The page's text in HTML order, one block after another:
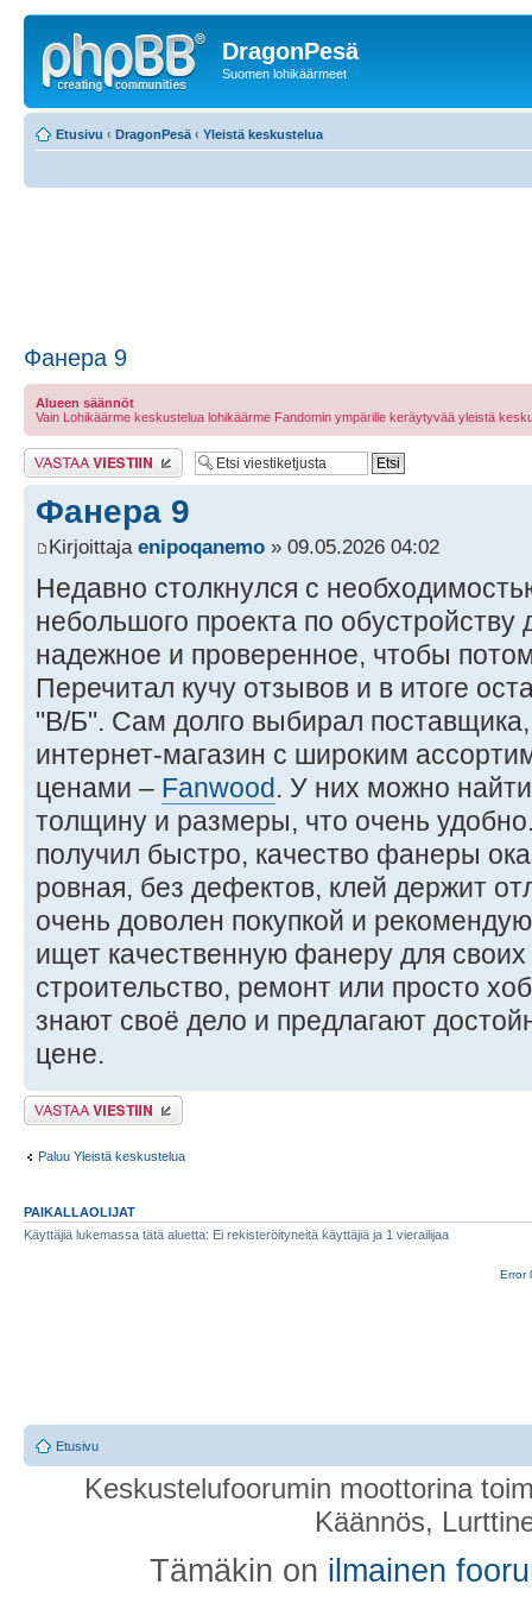
DragonPesä
Suomen lohikäärmeet
Etusivu ‹ DragonPesä ‹ Yleistä keskustelua
Фанера 9
Alueen säännöt
Vain Lohikäärme keskustelua lohikäärme Fandomin ympärille keräytyvää yleistä
Lähetä vastaus
Фанера 9
Kirjoittaja enipoqanemo » 09.05.2026 04:02
Недавно столкнулся с
небольшого проекта по обустройству
надежное и проверенное, чтобы
Перечитал кучу отзывов и в итоге
"В/Б". Сам долго выбирал
интернет-магазин с широким
ценами – Fanwood. У них можно
толщину и размеры, что очень
получил быстро, качество фанеры
ровная, без дефектов, клей держит
очень доволен покупкой и
ищет качественную фанеру для своих
строительство, ремонт или просто
знают своё дело и предлагают
цене.
Lähetä vastaus
Paluu Yleistä keskustelua
PAIKALLAOLIJAT
Käyttäjiä lukemassa tätä aluetta: Ei rekisteröityneitä käyttäjiä ja 1 vierailijaa
Error
Etusivu
Keskustelufoorumin moottorina
Käännös,
Tämäkin on ilmainen